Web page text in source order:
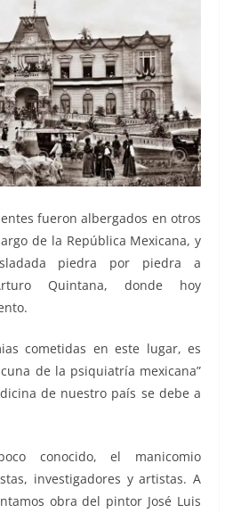
fueron albergados en otros
de la República Mexicana, y
piedra por piedra a
Quintana, donde hoy
cometidas en este lugar, es
de la psiquiatría mexicana”
de nuestro país se debe a
conocido, el manicomio
investigadores y artistas. A
obra del pintor José Luis